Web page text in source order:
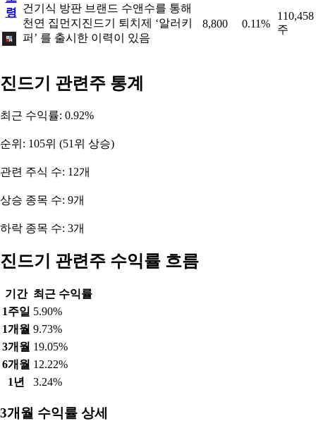
령 건기식 방판 브랜드 수앤수를 통해
천연 집먼지진드기 퇴치제 ‘알러키
퍼’ 를 출시한 이력이 있음
8,800 0.11%
110,458
주
진드기 관련주 통계
최근 수익률: 0.92%
순위: 105위 (51위 상승)
관련 주식 수: 12개
상승 종목 수: 9개
하락 종목 수: 3개
진드기 관련주 수익률 흐름
기간 최근 수익률
1주일 5.90%
1개월 9.73%
3개월 19.05%
6개월 12.22%
1년
3.24%
3개월 수익률 상세